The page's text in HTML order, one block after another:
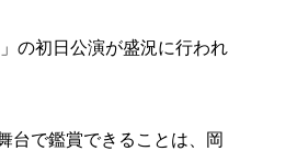
の初日公演が盛況に行われ
台で鑑賞できることは、岡